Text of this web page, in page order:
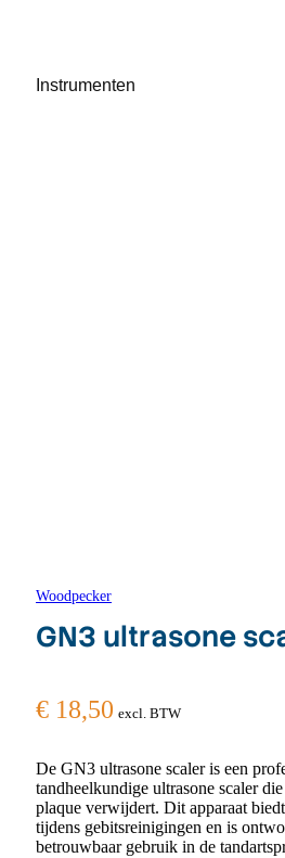
Instrumenten
Woodpecker
GN3 ultrasone
€ 18,50 excl. BTW
De GN3 ultrasone scaler is een
tandheelkundige ultrasone scaler
plaque verwijdert. Dit apparaat
tijdens gebitsreinigingen en is
betrouwbaar gebruik in de